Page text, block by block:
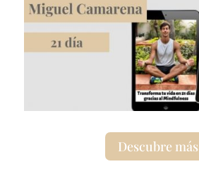
Descubre más